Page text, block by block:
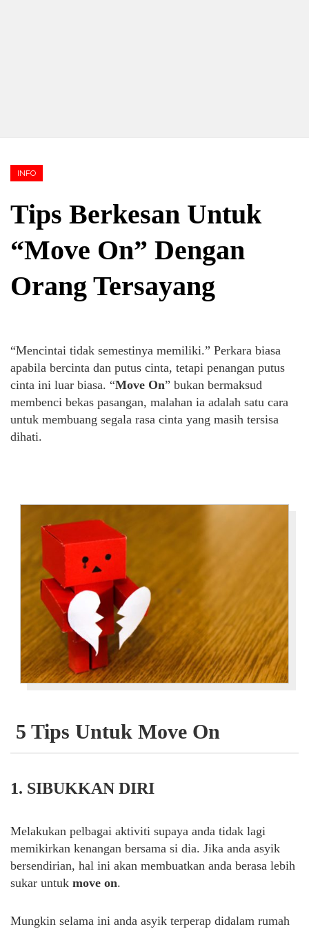
INFO
Tips Berkesan Untuk
“Move On” Dengan
Orang Tersayang
“Mencintai tidak semestinya memiliki.” Perkara biasa
apabila bercinta dan putus cinta, tetapi penangan putus
cinta ini luar biasa. “Move On” bukan bermaksud
membenci bekas pasangan, malahan ia adalah satu cara
untuk membuang segala rasa cinta yang masih tersisa
dihati.
5 Tips Untuk Move On
1. SIBUKKAN DIRI
Melakukan pelbagai aktiviti supaya anda tidak lagi
memikirkan kenangan bersama si dia. Jika anda asyik
bersendirian, hal ini akan membuatkan anda berasa lebih
sukar untuk move on.
Mungkin selama ini anda asyik terperap didalam rumah